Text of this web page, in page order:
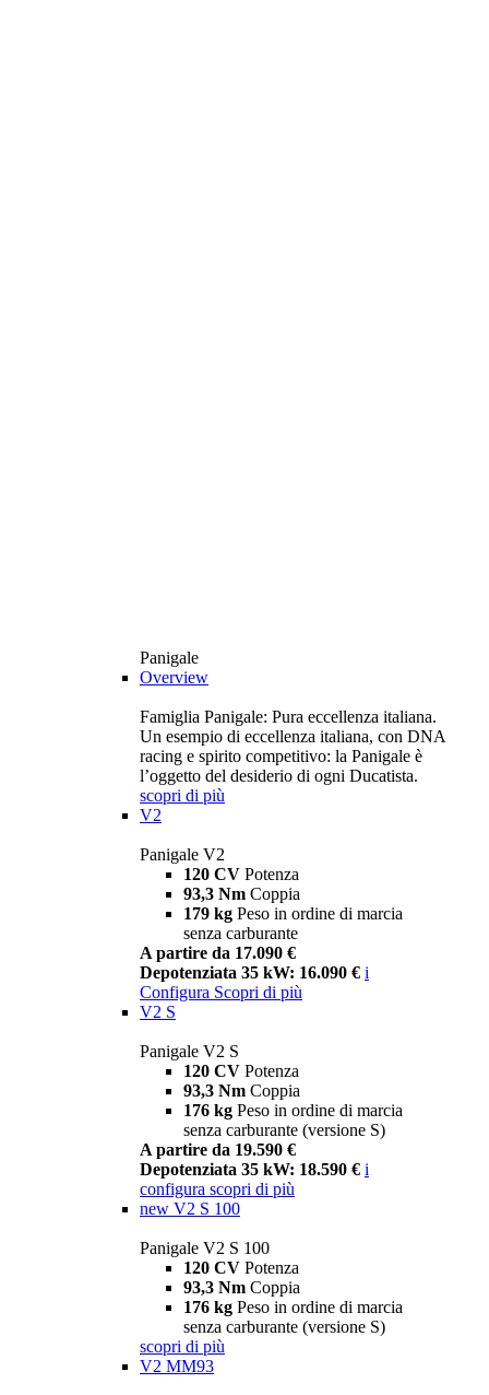
Panigale
Overview
Famiglia Panigale: Pura eccellenza italiana.
Un esempio di eccellenza italiana, con DNA
racing e spirito competitivo: la Panigale è
l’oggetto del desiderio di ogni Ducatista.
scopri di più
V2
Panigale V2
120 CV Potenza
93,3 Nm Coppia
179 kg Peso in ordine di marcia
senza carburante
A partire da 17.090 €
Depotenziata 35 kW: 16.090 € i
Configura Scopri di più
V2 S
Panigale V2 S
120 CV Potenza
93,3 Nm Coppia
176 kg Peso in ordine di marcia
senza carburante (versione S)
A partire da 19.590 €
Depotenziata 35 kW: 18.590 € i
configura scopri di più
new V2 S 100
Panigale V2 S 100
120 CV Potenza
93,3 Nm Coppia
176 kg Peso in ordine di marcia
senza carburante (versione S)
scopri di più
V2 MM93